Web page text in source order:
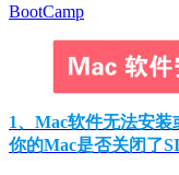
BootCamp
1、Mac软件无法安装
你的Mac是否关闭了